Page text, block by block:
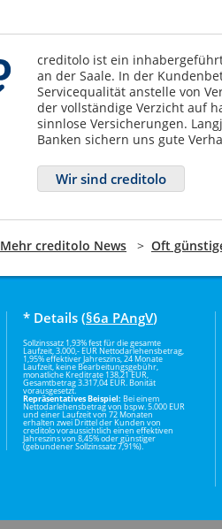
creditolo ist ein
an der Saale. In der
Servicequalität anstelle von
der vollständige Verzicht auf
sinnlose Versicherungen.
Banken sichern uns gute
Wir sind creditolo
Mehr creditolo News > Oft
* Details (§6a PAngV)
Sollzinssatz 1,93% fest für die gesamte
Laufzeit, 3.000,- EUR Nettodarlehensbetrag,
1,95% effektiver Jahreszins, 24 Monate
Laufzeit, keine Bearbeitungsgebühr,
monatliche Kreditrate 138,21 EUR,
Gesamtbetrag 3.317,04 EUR. Bonität
vorausgesetzt.
Repräsentatives Beispiel: Bei einem
Nettodarlehensbetrag von bspw. 5.000 EUR
und einer Laufzeit von 72 Monaten
erhalten zwei Drittel der Kunden von
creditolo voraussichtlich einen effektiven
Jahreszins von 8,45% oder günstiger
(gebundener Sollzinssatz 7,91%).